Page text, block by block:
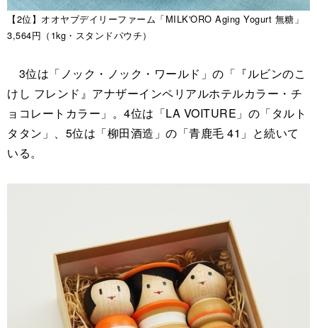
【2位】オオヤブデイリーファーム「MILK'ORO Aging Yogurt 無糖」
3,564円（1kg・スタンドパウチ）
3位は「ノック・ノック・ワールド」の「『ルビンのこ
けし フレンド』アナザーインペリアルホテルカラー・チ
ョコレートカラー」。4位は「LA VOITURE」の「タルト
タタン」、5位は「柳田酒造」の「青鹿毛 41」と続いて
いる。